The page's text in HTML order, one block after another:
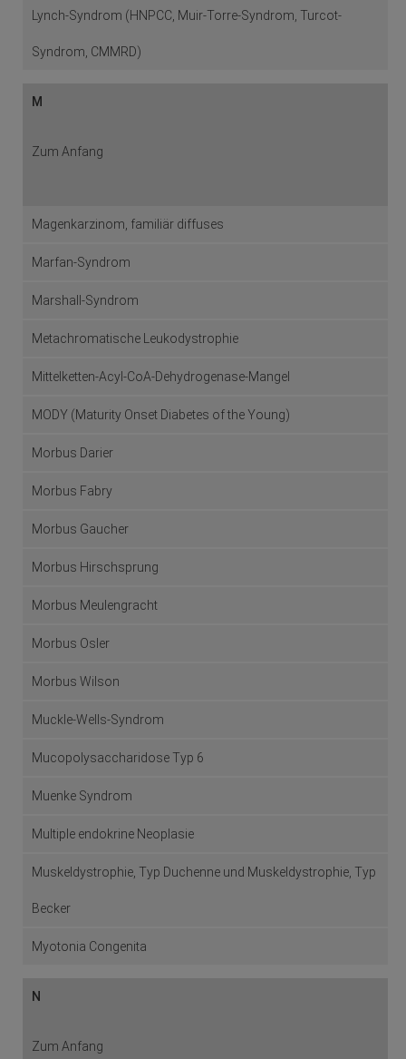
Lynch-Syndrom (HNPCC, Muir-Torre-Syndrom, Turcot-
Syndrom, CMMRD)
M
Zum Anfang
Magenkarzinom, familiär diffuses
Marfan-Syndrom
Marshall-Syndrom
Metachromatische Leukodystrophie
Mittelketten-Acyl-CoA-Dehydrogenase-Mangel
MODY (Maturity Onset Diabetes of the Young)
Morbus Darier
Morbus Fabry
Morbus Gaucher
Morbus Hirschsprung
Morbus Meulengracht
Morbus Osler
Morbus Wilson
Muckle-Wells-Syndrom
Mucopolysaccharidose Typ 6
Muenke Syndrom
Multiple endokrine Neoplasie
Muskeldystrophie, Typ Duchenne und Muskeldystrophie, Typ
Becker
Myotonia Congenita
N
Zum Anfang